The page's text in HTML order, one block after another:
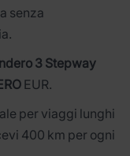
senza
3 Stepway
EUR.
per viaggi lunghi
400 km per ogni